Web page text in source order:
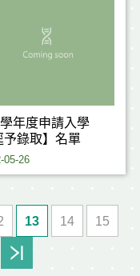
年度申請入學
予錄取】名單
05-26
13 14 15